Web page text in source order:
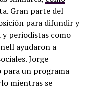
Gran parte del
para difundir y
y periodistas como
ayudaron a
Jorge
un programa
mientras se